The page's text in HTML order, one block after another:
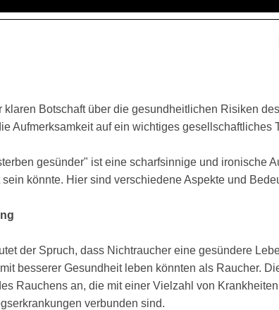
klaren Botschaft über die gesundheitlichen Risiken
Aufmerksamkeit auf ein wichtiges gesellschaftliches
gesünder" ist eine scharfsinnige und ironische
könnte. Hier sind verschiedene Aspekte und
der Spruch, dass Nichtraucher eine gesündere
besserer Gesundheit leben könnten als Raucher.
Rauchens an, die mit einer Vielzahl von
verbunden sind.